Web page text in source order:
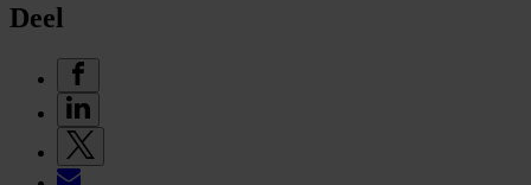
Deel